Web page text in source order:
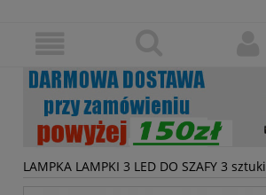
LAMPKA LAMPKI 3 LED DO SZAFY 3 sztuki